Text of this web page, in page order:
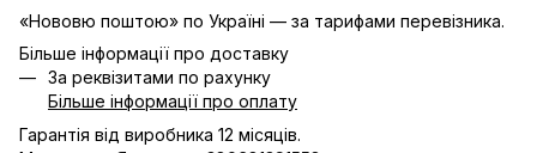
«Нововю поштою» по Україні — за тарифами перевізника.
Більше інформації про доставку
За реквізитами по рахунку
Більше інформації про оплату
Гарантія від виробника 12 місяців.